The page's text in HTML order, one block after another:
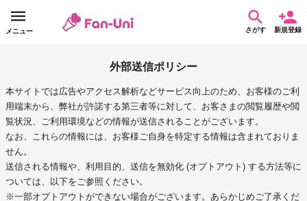
メニュー さがす 新規登録
外部送信ポリシー
本サイトでは広告やアクセス解析などサービス向上のため、お客様のご利
用端末から、弊社が許諾する第三者等に対して、お客さまの閲覧履歴や閲
覧状況、ご利用環境などの情報が送信されることがございます。
なお、これらの情報には、お客様ご自身を特定する情報は含まれておりま
せん。
送信される情報や、利用目的、送信を無効化 (オプトアウト) する方法等に
ついては、以下をご参照ください。
※一部オプトアウトができない場合がございます。あらかじめご了承くだ